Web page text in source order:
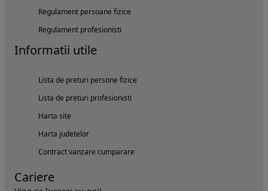
Regulament persoane fizice
Regulament profesionisti
Informatii utile
Lista de preturi persone fizice
Lista de preturi profesionisti
Harta site
Harta judetelor
Contract vanzare cumparare
Cariere